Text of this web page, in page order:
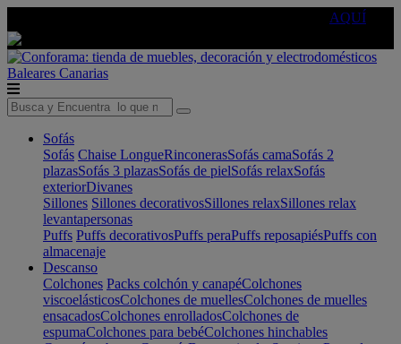
AQUÍ
Baleares Canarias
Sofás
Sofás Chaise LongueRinconerasSofás camaSofás 2
plazasSofás 3 plazasSofás de pielSofás relaxSofás
exteriorDivanes
Sillones Sillones decorativosSillones relaxSillones relax
levantapersonas
Puffs Puffs decorativosPuffs peraPuffs reposapiésPuffs con
almacenaje
Descanso
Colchones Packs colchón y canapéColchones
viscoelásticosColchones de muellesColchones de muelles
ensacadosColchones enrolladosColchones de
espumaColchones para bebéColchones hinchables